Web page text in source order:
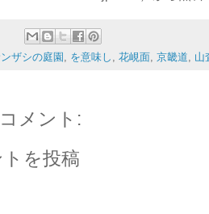
ザシの庭園 を意味し 花峴面 京畿道 山
メント:
を投稿